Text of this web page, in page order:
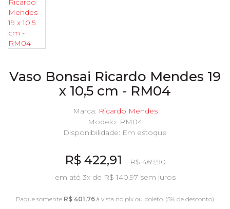
Vaso Bonsai Ricardo Mendes 19
x 10,5 cm - RM04
Marca: Ricardo Mendes
Modelo: RM04
Disponibilidade: Em estoque
R$ 469,90
R$ 422,91
em até 3x de R$ 140,97 sem juros
Pague somente R$ 401,76 à vista no pix ou boleto. (5% de desconto)